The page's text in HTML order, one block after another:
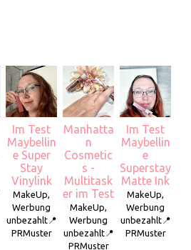
Im Test
Maybellin
e Super
Stay
Vinylink
MakeUp,
Werbung
unbezahlt📍
PRMuster
Manhatta
n
Cosmetic
s -
Multitask
er im Test
MakeUp,
Werbung
unbezahlt📍
PRMuster
Im Test
Maybellin
e
Superstay
Matte Ink
MakeUp,
Werbung
unbezahlt📍
PRMuster